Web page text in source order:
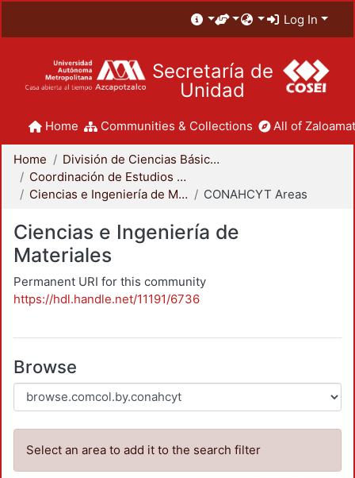
Log In
Secretaría de
Unidad
Home Communities & Collections All of
Home
División de Ciencias Básicas e Ingeniería
Coordinación de Estudios de Posgrado - CBI
Ciencias e Ingeniería de Materiales
CONAHCYT Areas
Ciencias e Ingeniería de
Materiales
Permanent URI for this community
https://hdl.handle.net/11191/6736
Browse
Select an area to add it to the search filter